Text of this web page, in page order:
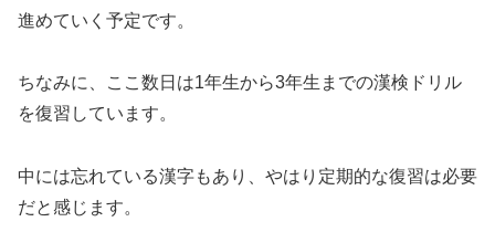
進めていく予定です。
ちなみに、ここ数日は1年生から3年生までの漢検ドリル
を復習しています。
中には忘れている漢字もあり、やはり定期的な復習は必要
だと感じます。